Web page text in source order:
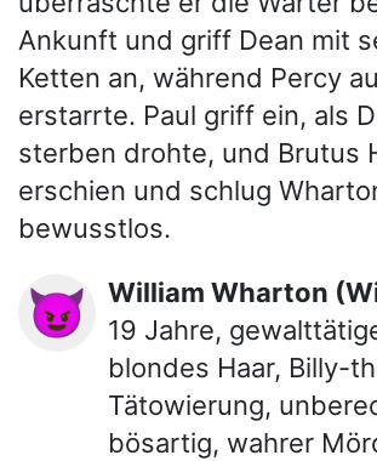
Ankunft und griff Dean mit
Ketten an, während Percy
erstarrte. Paul griff ein, als
sterben drohte, und Brutus
erschien und schlug
bewusstlos.
😈 William Wharton
19 Jahre,
blondes Haar, Billy-
Tätowierung,
bösartig, wahrer